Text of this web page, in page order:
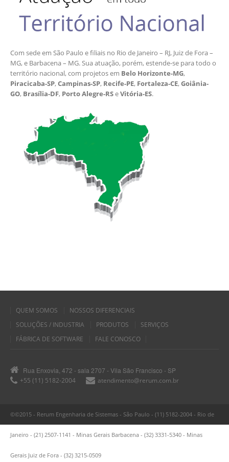
Com sede em São Paulo e filiais no Rio de Janeiro – RJ, Juiz de Fora –
MG, e Barbacena – MG. Sua atuação, porém, estende-se para todo o
território nacional, com projetos em Belo Horizonte-MG,
Piracicaba-SP,Campinas-SP, Recife-PE, Fortaleza-CE,Goiânia-
GO, Brasília-DF, Porto Alegre-RSeVitória-ES.
QUEM SOMOS
NOSSOS DIFERENCIAIS
SOLUÇÕES / INDUSTRIA
PRODUTOS
SERVIÇOS
FÁBRICA DE SOFTWARE
FALE CONOSCO
Rua Enxovia, 472 - sala 2707 - Vila São Francisco - SP
+55 (11) 5182-2004
atendimento@rerum.com.br
©©2015 - Rerum Engenharia de Sistemas - São Paulo - (11) 5182-2004 - Rio de
Janeiro - (21) 2507-1141 - Minas Gerais Barbacena - (32) 3331-5340 - Minas
Gerais Juiz de Fora - (32) 3215-0509